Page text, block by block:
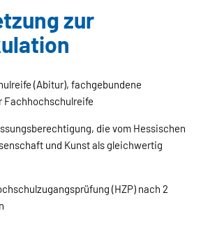
zur
(Abitur), fachgebundene
Fachhochschulreife
die vom Hessischen
und Kunst als gleichwertig
(HZP) nach 2